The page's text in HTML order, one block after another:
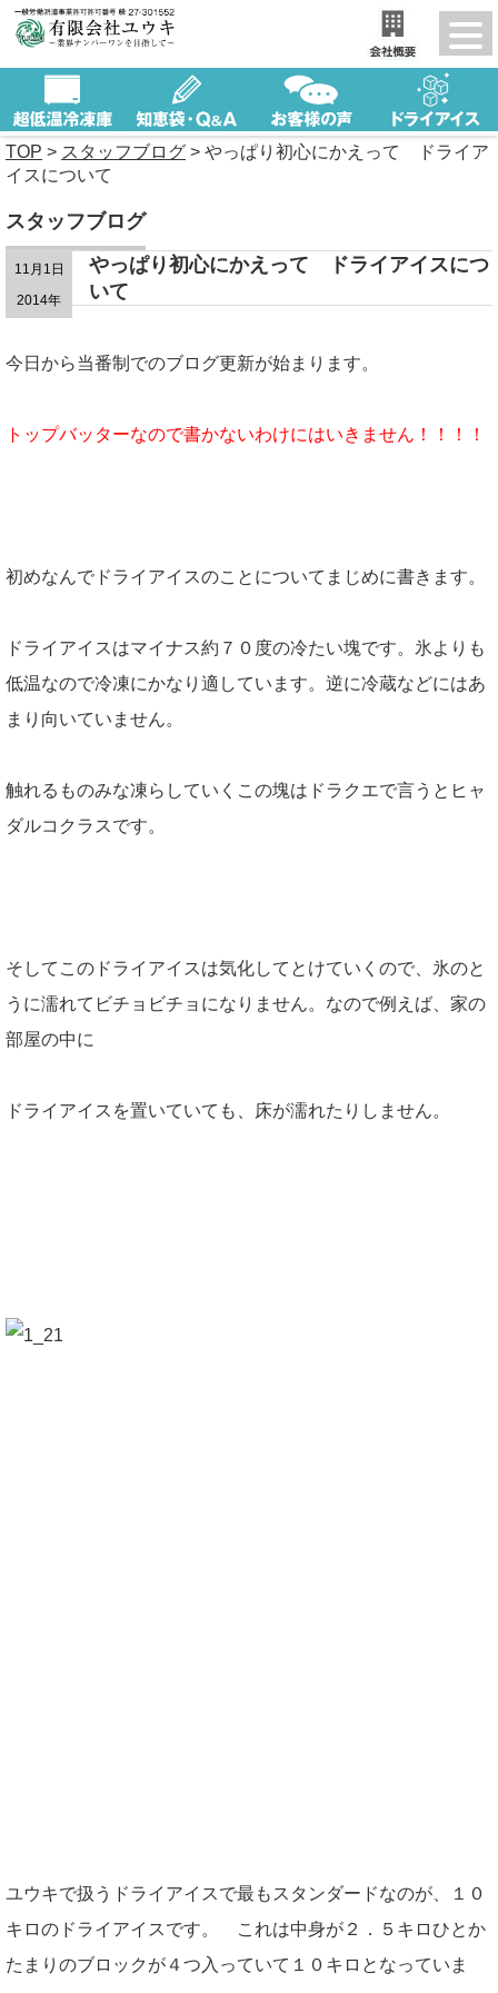
TOP > スタッフブログ > やっぱり初心にかえって ドライア
イスについて
スタッフブログ
11月1日
2014年
やっぱり初心にかえって ドライアイスにつ
いて
今日から当番制でのブログ更新が始まります。
トップバッターなので書かないわけにはいきません！！！！
初めなんでドライアイスのことについてまじめに書きます。
ドライアイスはマイナス約７０度の冷たい塊です。氷よりも
低温なので冷凍にかなり適しています。逆に冷蔵などにはあ
まり向いていません。
触れるものみな凍らしていくこの塊はドラクエで言うとヒャ
ダルコクラスです。
そしてこのドライアイスは気化してとけていくので、氷のと
うに濡れてビチョビチョになりません。なので例えば、家の
部屋の中に
ドライアイスを置いていても、床が濡れたりしません。
ユウキで扱うドライアイスで最もスタンダードなのが、１０
キロのドライアイスです。 これは中身が２．５キロひとか
たまりのブロックが４つ入っていて１０キロとなっていま